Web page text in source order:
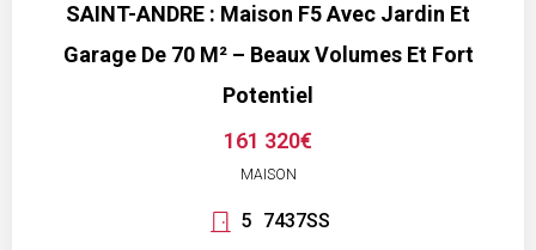
SAINT-ANDRE : Maison F5 Avec Jardin Et
Garage De 70 M² – Beaux Volumes Et Fort
Potentiel
161 320€
MAISON
5 7437SS